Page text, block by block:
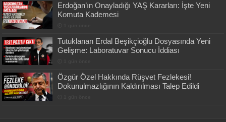
Erdoğan’ın Onayladığı YAŞ Kararları: İşte Yeni
Komuta Kademesi
Tutuklanan Erdal Beşikçioğlu Dosyasında Yeni
Gelişme: Laboratuvar Sonucu İddiası
Özgür Özel Hakkında Rüşvet Fezlekesi!
Dokunulmazlığının Kaldırılması Talep Edildi